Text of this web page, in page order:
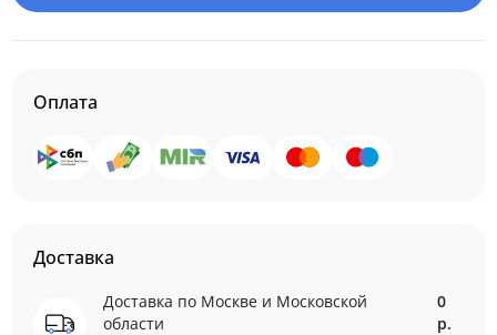
Оплата
Доставка
Доставка по Москве и Московской
области
0
р.